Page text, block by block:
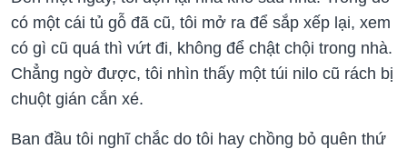
có một cái tủ gỗ đã cũ, tôi mở ra để sắp xếp lại, xem
có gì cũ quá thì vứt đi, không để chật chội trong nhà.
Chẳng ngờ được, tôi nhìn thấy một túi nilo cũ rách bị
chuột gián cắn xé.
Ban đầu tôi nghĩ chắc do tôi hay chồng bỏ quên thứ